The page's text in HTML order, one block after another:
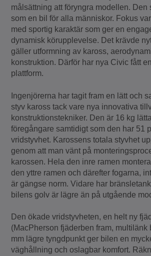
målsättning att föryngra modellen. Den
som en bil för alla människor. Fokus
med sportig karaktär som ger en
dynamisk körupplevelse. Det krävde
gäller utformning av kaross,
konstruktion. Därför har nya Civic fått
plattform.
Ingenjörerna har tagit fram en lätt och
styv kaross tack vare nya innovativa
konstruktionstekniker. Den är 16 kg
föregångare samtidigt som den har 51
vridstyvhet. Karossens totala styvhet
genom att man vänt på
karossen. Hela den inre ramen
den yttre ramen och därefter fogarna,
är gängse norm. Vidare har
bilens golv är lägre än på utgående
Den ökade vridstyvheten, en helt ny
(MacPherson fjäderben fram, multilänk
mm lägre tyngdpunkt ger bilen en
väghållning och oslagbar komfort.